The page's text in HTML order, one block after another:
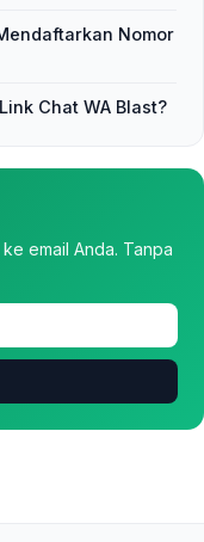
Nomor
Chat WA Blast?
email Anda. Tanpa